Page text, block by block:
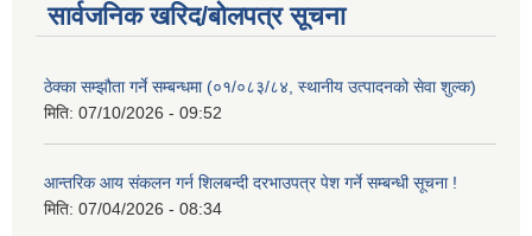
सार्वजनिक खरिद/बोलपत्र सूचना
ठेक्का सम्झौता गर्ने सम्बन्धमा (०१/०८३/८४, स्थानीय उत्पादनको सेवा शुल्क)
मिति: 07/10/2026 - 09:52
आन्तरिक आय संकलन गर्न शिलबन्दी दरभाउपत्र पेश गर्ने सम्बन्धी सूचना !
मिति: 07/04/2026 - 08:34